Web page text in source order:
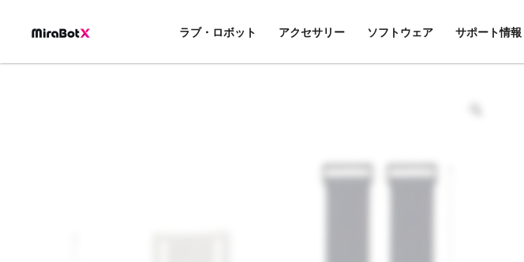
ス
ラブ・ロボット アクセサリー ソフトウェア サポート情報